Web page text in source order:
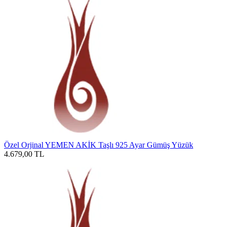
Özel Orjinal YEMEN AKİK Taşlı 925 Ayar Gümüş Yüzük
4.679,00 TL